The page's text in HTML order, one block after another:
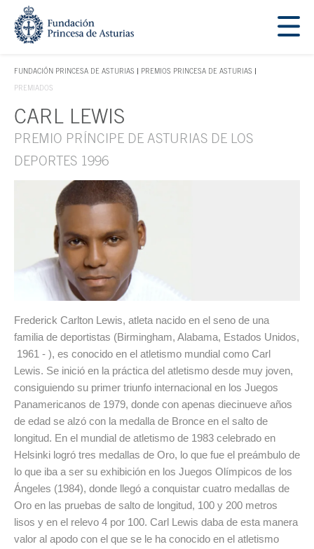
Saltar navegación. Ir directamente al contenido principal
FUNDACIÓN PRINCESA DE ASTURIAS
TECLA DE ACCESO 1
PREMIOS PRINCESA DE ASTURIAS
PREMIADOS
Contenido principal
CARL LEWIS
PREMIO PRÍNCIPE DE ASTURIAS DE LOS
DEPORTES 1996
Frederick Carlton Lewis, atleta nacido en el seno de una
familia de deportistas (Birmingham, Alabama, Estados Unidos,
1961 - ), es conocido en el atletismo mundial como Carl
Lewis. Se inició en la práctica del atletismo desde muy joven,
consiguiendo su primer triunfo internacional en los Juegos
Panamericanos de 1979, donde con apenas diecinueve años
de edad se alzó con la medalla de Bronce en el salto de
longitud. En el mundial de atletismo de 1983 celebrado en
Helsinki logró tres medallas de Oro, lo que fue el preámbulo de
lo que iba a ser su exhibición en los Juegos Olímpicos de los
Ángeles (1984), donde llegó a conquistar cuatro medallas de
Oro en las pruebas de salto de longitud, 100 y 200 metros
lisos y en el relevo 4 por 100. Carl Lewis daba de esta manera
valor al apodo con el que se le ha conocido en el atletismo